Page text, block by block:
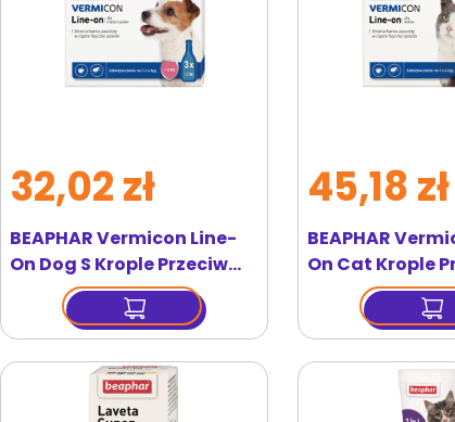
BEAPHAR Vermicon Line-
On Dog S Krople Przeciw
Pchłom i Kleszczom Małe
Psy 3x1,5 ml
32,02 zł
BEAPHAR
On Cat Krople
Pchłom i
Kota 3x1 ml
45,18 zł